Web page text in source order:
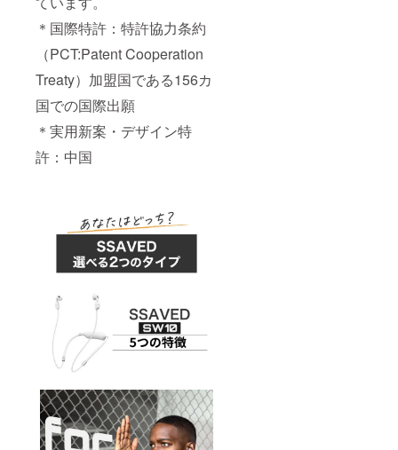
＊国際特許：特許協力条約
（PCT:Patent Cooperation
Treaty）加盟国である156カ
国での国際出願
＊実用新案・デザイン特
許：中国